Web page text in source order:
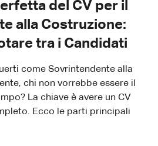
del CV per il
alla Costruzione:
tra i Candidati
come Sovrintendente alla
chi non vorrebbe essere il
La chiave è avere un CV
Ecco le parti principali